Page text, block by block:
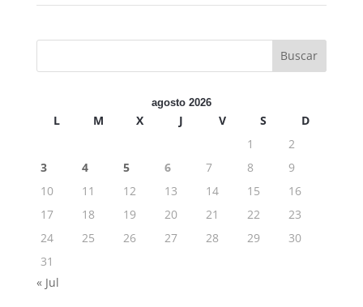
agosto 2026
L M X J V S
D
1
2
3
4 5 6 7 8
9
10
11 12 13 14 15
16
17
18 19 20 21 22
23
24
25 26 27 28 29
30
31
« Jul